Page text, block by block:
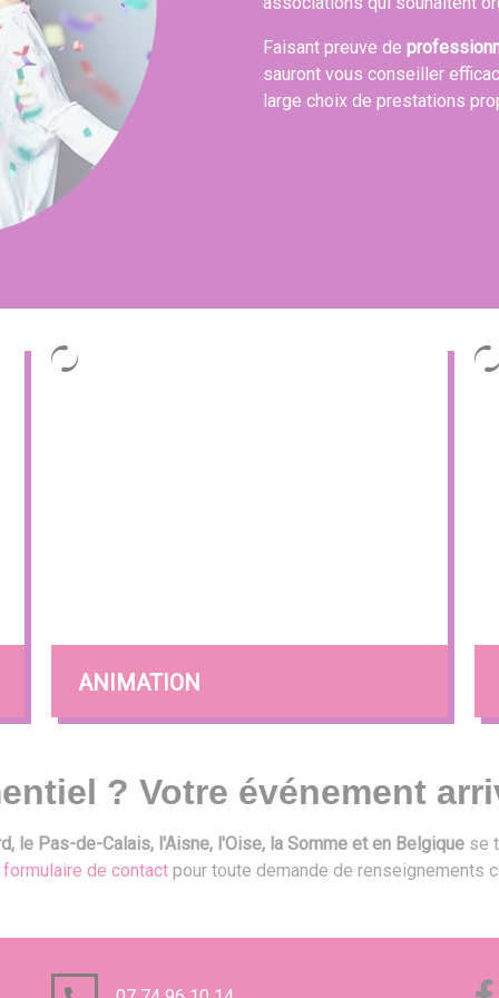
Faisant preuve de
sauront vous conseiller
large choix de prestations
ANIMATION
? Votre événement
le Pas-de-Calais, l'Aisne, l'Oise, la Somme et en Belgique se
formulaire de contact pour toute demande de renseignements